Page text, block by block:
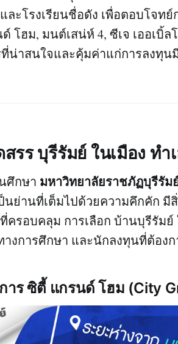
ละโรงเรียนชื่อดัง เพื่อตอบโจท
โฮม, มนต์เสน่ห์ 4, ซีเจ เออเบิ้
ที่น่าสนใจและคุ้มค่าแก่การลงทุน
รร บุรีรัมย์ ในเมือง ทำ
ศึกษา มหาวิทยาลัยราชภัฏบุรีรัม
นย่านที่เต็มไปด้วยความคึกคัก มี
ครอบคลุม การเลือก บ้านบุรีรัม
งการศึกษา และนักลงทุนที่ต้องก
าร ซิตี้ แกรนด์ โฮม (City